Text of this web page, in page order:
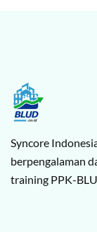
Syncore
berpengalaman
training PPK-